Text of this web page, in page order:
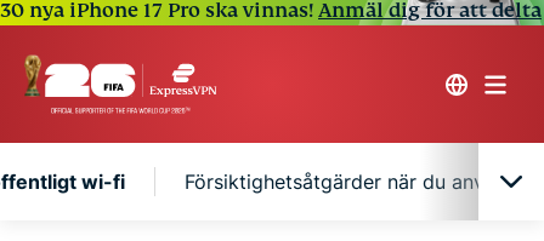
30 nya iPhone 17 Pro ska vinnas!Anmäl dig för att delta
wi-fi Försiktighetsåtgärder när du